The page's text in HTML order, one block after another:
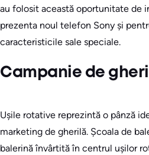
au folosit această oportunitate de
prezenta noul telefon Sony și
caracteristicile sale speciale.
Campanie de
Ușile rotative reprezintă o pânză
marketing de gherilă. Școala de
balerină învârtită în centrul ușilor